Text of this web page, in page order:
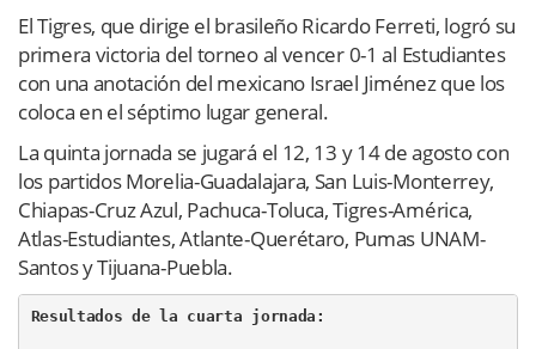
El Tigres, que dirige el brasileño Ricardo Ferreti, logró su
primera victoria del torneo al vencer 0-1 al Estudiantes
con una anotación del mexicano Israel Jiménez que los
coloca en el séptimo lugar general.
La quinta jornada se jugará el 12, 13 y 14 de agosto con
los partidos Morelia-Guadalajara, San Luis-Monterrey,
Chiapas-Cruz Azul, Pachuca-Toluca, Tigres-América,
Atlas-Estudiantes, Atlante-Querétaro, Pumas UNAM-
Santos y Tijuana-Puebla.
Resultados de la cuarta jornada: